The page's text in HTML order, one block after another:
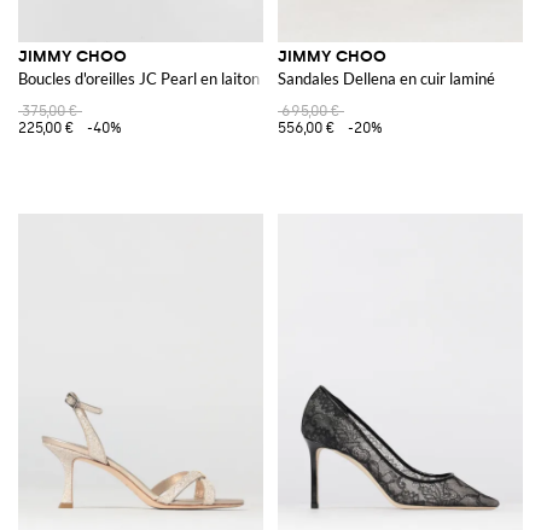
JIMMY CHOO
Boucles d'oreilles JC Pearl en laiton avec perles synthétiques
375,00 €
225,00 €
-40%
JIMMY CHOO
Sandales Dellena en cuir laminé
695,00 €
556,00 €
-20%